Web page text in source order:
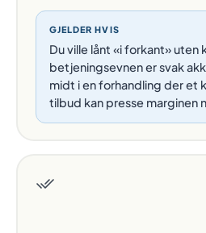
GJELDER HVIS
Du ville lånt «i forkant» uten
betjeningsevnen er svak
midt i en forhandling der et
tilbud kan presse marginen